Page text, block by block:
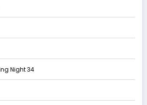
Night 34